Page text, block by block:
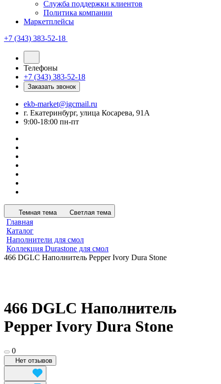
Служба поддержки клиентов
Политика компании
Маркетплейсы
+7 (343) 383-52-18
Телефоны
+7 (343) 383-52-18
Заказать звонок
ekb-market@igcmail.ru
г. Екатеринбург, улица Косарева, 91А
9:00-18:00 пн-пт
Темная тема Светлая тема
Главная
Каталог
Наполнители для смол
Коллекция Durastone для смол
466 DGLC Наполнитель Pepper Ivory Dura Stone
466 DGLC Наполнитель
Pepper Ivory Dura Stone
0
Нет отзывов